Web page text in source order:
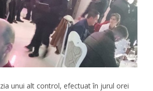
unui alt control, efectuat în jurul orei